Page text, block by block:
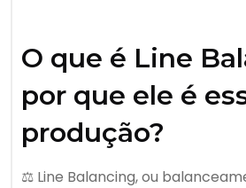
O que é Line
por que ele é
produção?
⚖️ Line Balancing, ou